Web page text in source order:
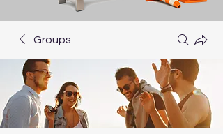
Groups